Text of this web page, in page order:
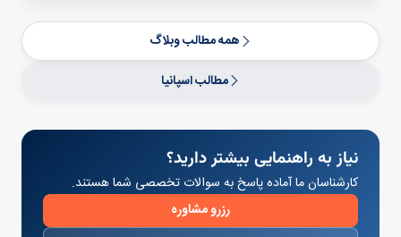
همه مطالب وبلاگ
مطالب اسپانیا
نیاز به راهنمایی بیشتر دارید؟
کارشناسان ما آماده پاسخ به سوالات تخصصی شما هستند.
رزرو مشاوره